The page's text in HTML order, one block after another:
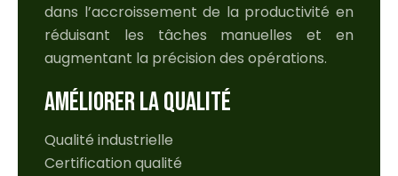
dans l’accroissement de la productivité en
réduisant les tâches manuelles et en
augmentant la précision des opérations.
AMÉLIORER LA QUALITÉ
Qualité industrielle
Certification qualité